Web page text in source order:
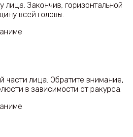
лица. Закончив, горизонтальной
всей головы.
части лица. Обратите внимание,
в зависимости от ракурса.